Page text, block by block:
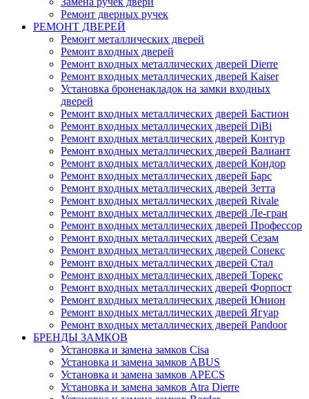
Ремонт дверных ручек
РЕМОНТ ДВЕРЕЙ
Ремонт металлических дверей
Ремонт входных дверей
Ремонт входных металлических дверей Dierre
Ремонт входных металлических дверей Kaiser
Установка броненакладок на замки входных
дверей
Ремонт входных металлических дверей Бастион
Ремонт входных металлических дверей DiBi
Ремонт входных металлических дверей Контур
Ремонт входных металлических дверей Валиант
Ремонт входных металлических дверей Кондор
Ремонт входных металлических дверей Барс
Ремонт входных металлических дверей Зетта
Ремонт входных металлических дверей Rivale
Ремонт входных металлических дверей Ле-гран
Ремонт входных металлических дверей Профессор
Ремонт входных металлических дверей Сезам
Ремонт входных металлических дверей Сонекс
Ремонт входных металлических дверей Стал
Ремонт входных металлических дверей Торекс
Ремонт входных металлических дверей Форпост
Ремонт входных металлических дверей Юнион
Ремонт входных металлических дверей Ягуар
Ремонт входных металлических дверей Pandoor
БРЕНДЫ ЗАМКОВ
Установка и замена замков Cisa
Установка и замена замков ABUS
Установка и замена замков APECS
Установка и замена замков Atra Dierre